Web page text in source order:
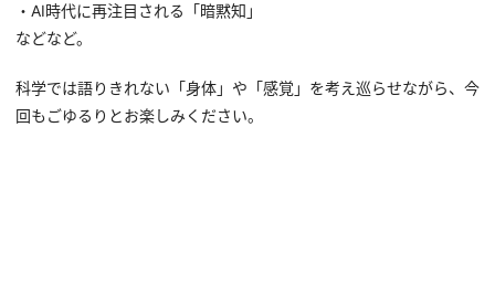
・AI時代に再注目される「暗黙知」
などなど。
科学では語りきれない「身体」や「感覚」を考え巡らせながら、今
回もごゆるりとお楽しみください。